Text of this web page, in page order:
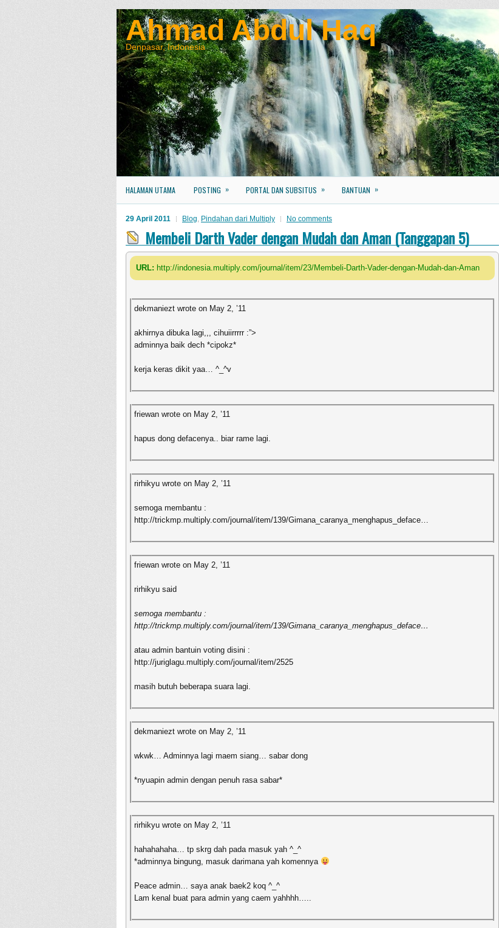
Ahmad Abdul Haq
Denpasar, Indonesia
HALAMAN UTAMA POSTING » PORTAL DAN SUBSITUS » BANTUAN »
29 April 2011 Blog, Pindahan dari Multiply No comments
Membeli Darth Vader dengan Mudah dan Aman (Tanggapan 5)
URL: http://indonesia.multiply.com/journal/item/23/Membeli-Darth-Vader-dengan-Mudah-dan-Aman
dekmaniezt wrote on May 2, ’11
akhirnya dibuka lagi,,, cihuiirrrrr :”>
adminnya baik dech *cipokz*
kerja keras dikit yaa… ^_^v
friewan wrote on May 2, ’11
hapus dong defacenya.. biar rame lagi.
rirhikyu wrote on May 2, ’11
semoga membantu :
http://trickmp.multiply.com/journal/item/139/Gimana_caranya_menghapus_deface…
friewan wrote on May 2, ’11
rirhikyu said
semoga membantu :
http://trickmp.multiply.com/journal/item/139/Gimana_caranya_menghapus_deface…
atau admin bantuin voting disini :
http://juriglagu.multiply.com/journal/item/2525
masih butuh beberapa suara lagi.
dekmaniezt wrote on May 2, ’11
wkwk… Adminnya lagi maem siang… sabar dong
*nyuapin admin dengan penuh rasa sabar*
rirhikyu wrote on May 2, ’11
hahahahaha… tp skrg dah pada masuk yah ^_^
*adminnya bingung, masuk darimana yah komennya
Peace admin… saya anak baek2 koq ^_^
Lam kenal buat para admin yang caem yahhhh…..